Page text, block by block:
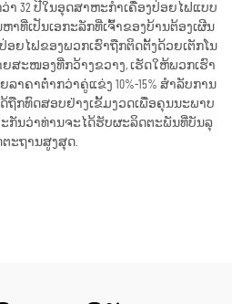
32 ປີໃນອຸດສາຫະກຳເຄື່ອງປ່ອຍໄຟແບບ
ຫາທີ່ເປັນເອກະລັກທີ່ເຈົ້າຂອງບ້ານຕ້ອງເຜີນ
ອຍໄຟຂອງພວກເຮົາຖືກຕິດຕັ້ງດ້ວຍເຕັກໂນ
ສະໜອງທີ່ກວ້າງຂວາງ, ເຮັດໃຫ້ພວກເຮົາ
ຄາຕ່ຳກວ່າຄູ່ແຂ່ງ 10%-15% ສຳລັບການ
ກທົດສອບຢ່າງເຂັ້ມງວດເພື່ອຄຸນນະພາບ
ະກັນວ່າທ່ານຈະໄດ້ຮັບຜະລິດຕະພັນທີ່ບັນລຸ
ະຖານສູງສຸດ.